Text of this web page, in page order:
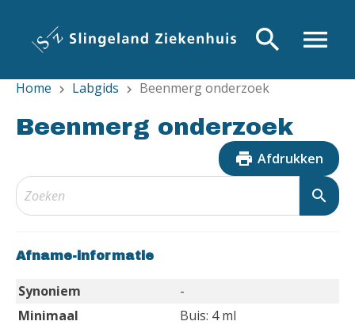
inhoud
menu
search
Home chevron_right Labgids chevron_right Beenmerg onderzoek
Beenmerg onderzoek
print Afdrukken
search
Afname-informatie
Synoniem
-
Minimaal
Buis: 4 ml